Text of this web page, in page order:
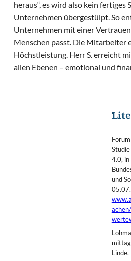
heraus“, es wird also kein fertiges
Unternehmen übergestülpt. So
Unternehmen mit einer
Menschen passt. Die Mitarbeiter
Höchstleistung. Herr S. erreicht
allen Ebenen – emotional und
4.0,
und
Linde.